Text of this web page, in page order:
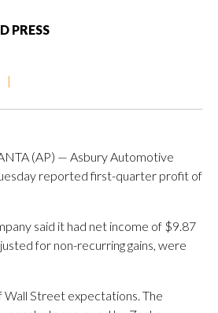
PRESS
|
(AP) — Asbury Automotive
reported first-quarter profit of
said it had net income of $9.87
for non-recurring gains, were
Wall Street expectations. The